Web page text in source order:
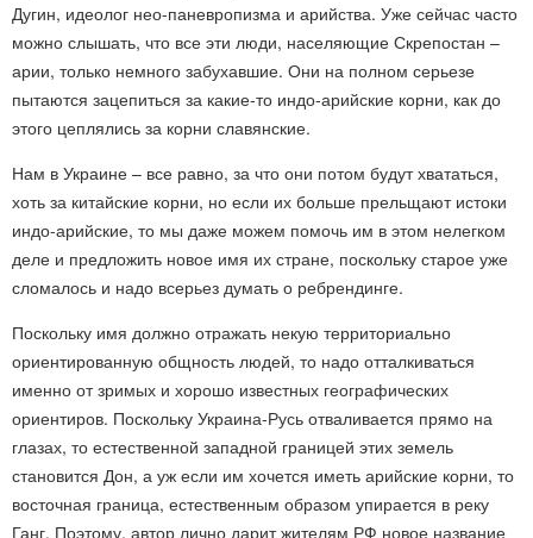
Дугин, идеолог нео-паневропизма и арийства. Уже сейчас часто
можно слышать, что все эти люди, населяющие Скрепостан –
арии, только немного забухавшие. Они на полном серьезе
пытаются зацепиться за какие-то индо-арийские корни, как до
этого цеплялись за корни славянские.
Нам в Украине – все равно, за что они потом будут хвататься,
хоть за китайские корни, но если их больше прельщают истоки
индо-арийские, то мы даже можем помочь им в этом нелегком
деле и предложить новое имя их стране, поскольку старое уже
сломалось и надо всерьез думать о ребрендинге.
Поскольку имя должно отражать некую территориально
ориентированную общность людей, то надо отталкиваться
именно от зримых и хорошо известных географических
ориентиров. Поскольку Украина-Русь отваливается прямо на
глазах, то естественной западной границей этих земель
становится Дон, а уж если им хочется иметь арийские корни, то
восточная граница, естественным образом упирается в реку
Ганг. Поэтому, автор лично дарит жителям РФ новое название